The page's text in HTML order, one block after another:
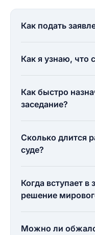
Как подать
Как я узнаю, что
Как быстро
заседание?
Сколько длится
суде?
Когда вступает
решение
Можно ли